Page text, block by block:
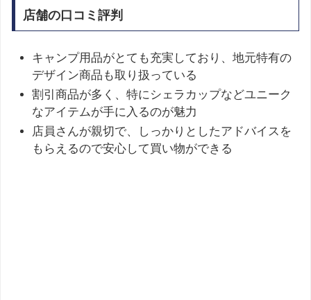
店舗の口コミ評判
キャンプ用品がとても充実しており、地元特有の
デザイン商品も取り扱っている
割引商品が多く、特にシェラカップなどユニーク
なアイテムが手に入るのが魅力
店員さんが親切で、しっかりとしたアドバイスを
もらえるので安心して買い物ができる​